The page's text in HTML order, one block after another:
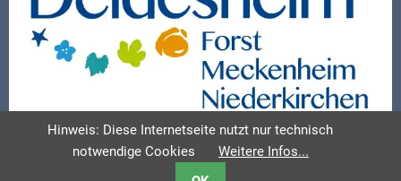
Hinweis: Diese Internetseite nutzt nur technisch
notwendige Cookies
Weitere Infos...